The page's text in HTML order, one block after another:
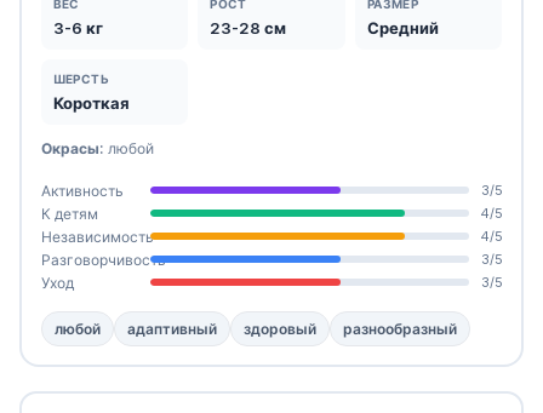
ВЕС
3-6 кг
РОСТ
23-28 см
РАЗМЕР
Средний
ШЕРСТЬ
Короткая
Окрасы: любой
Активность 3/5
К детям 4/5
Независимость 4/5
Разговорчивость 3/5
Уход 3/5
любой адаптивный здоровый разнообразный